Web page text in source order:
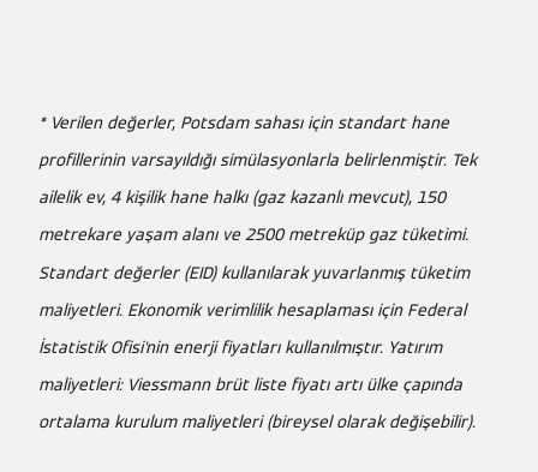
* Verilen değerler, Potsdam sahası için standart hane
profillerinin varsayıldığı simülasyonlarla belirlenmiştir. Tek
ailelik ev, 4 kişilik hane halkı (gaz kazanlı mevcut), 150
metrekare yaşam alanı ve 2500 metreküp gaz tüketimi.
Standart değerler (EID) kullanılarak yuvarlanmış tüketim
maliyetleri. Ekonomik verimlilik hesaplaması için Federal
İstatistik Ofisi'nin enerji fiyatları kullanılmıştır. Yatırım
maliyetleri: Viessmann brüt liste fiyatı artı ülke çapında
ortalama kurulum maliyetleri (bireysel olarak değişebilir).